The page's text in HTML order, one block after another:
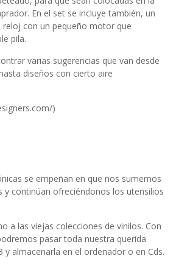
En el set se incluye también, un
reloj con un pequeño motor que
pila.
varias sugerencias que van desde
diseños con cierto aire
)
se empeñan en que nos sumemos
y continúan ofreciéndonos los utensilios
a las viejas colecciones de vinilos. Con
pasar toda nuestra querida
almacenarla en el ordenador o en Cds.